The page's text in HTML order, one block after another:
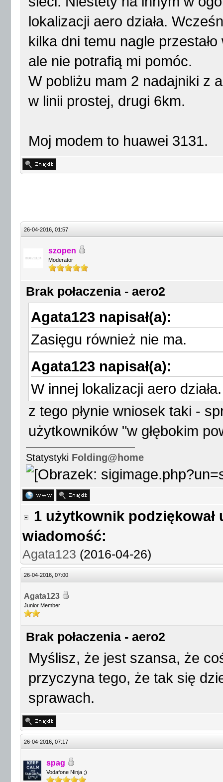
lokalizacji aero działa.
kilka dni temu nagle przestało
ale nie potrafią mi pomóc.
W pobliżu mam 2 nadajniki z
w linii prostej, drugi 6km.
Moj modem to huawei 3131.
26-04-2016, 01:57
szopen
Moderator
Brak połaczenia - aero2
Agata123 napisał(a):
Zasięgu również nie ma.
Agata123 napisał(a):
W innej lokalizacji aero działa.
z tego płynie wniosek taki -
użytkowników "w głębokim
Statystyki Folding@home
1 użytkownik
wiadomość:
Agata123 (2016-04-26)
26-04-2016, 07:00
Agata123
Junior Member
Brak połaczenia - aero2
Myślisz, że jest szansa, że
przyczyna tego, że tak się
sprawach.
26-04-2016, 07:17
spag
Vodafone Ninja ;)